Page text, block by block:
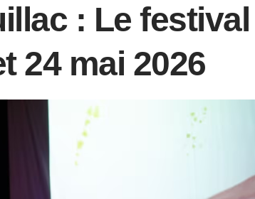
: Le festival
24 mai 2026